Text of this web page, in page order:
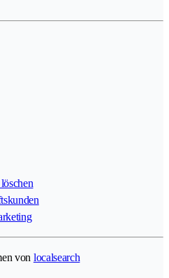
von localsearch